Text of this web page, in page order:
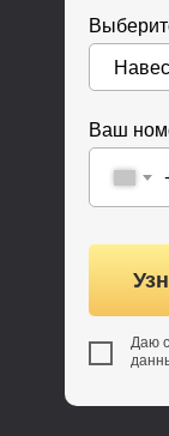
Даю
Ваш